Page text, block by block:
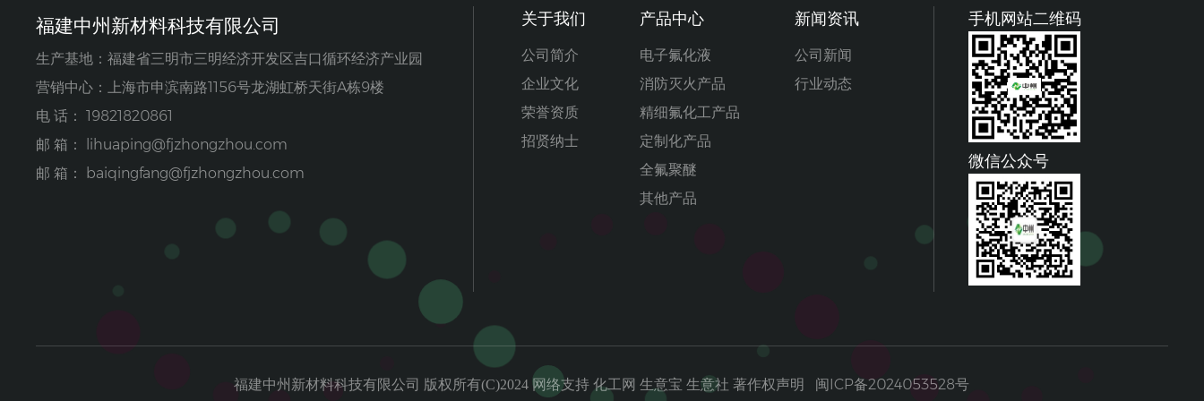
福建中州新材料科技有限公司
生产基地：福建省三明市三明经济开发区吉口循环经济产业园
营销中心：上海市申滨南路1156号龙湖虹桥天街A栋9楼
电 话： 19821820861
邮 箱：
lihuaping@fjzhongzhou.com
邮 箱： baiqingfang@fjzhongzhou.com
关于我们
公司简介
企业文化
荣誉资质
招贤纳士
产品中心
电子氟化液
消防灭火产品
精细氟化工产品
定制化产品
全氟聚醚
其他产品
新闻资讯
公司新闻
行业动态
手机网站二维码
微信公众号
福建中州新材料科技有限公司 版权所有(C)2024 网络支持 化工网 生意宝 生意社 著作权声明 闽ICP备2024053528号